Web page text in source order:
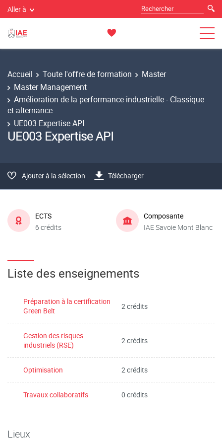
Aller à
Accueil Toute l'offre de formation
Master
Master Management
Amélioration de la performance industrielle - Classique
et alternance
UE003 Expertise API
UE003 Expertise API
Ajouter à la sélection Télécharger
ECTS
6 crédits
Composante
IAE Savoie Mont Blanc
Liste des enseignements
Préparation à la certification
Green Belt
2 crédits
Gestion des risques
industriels (RSE)
2 crédits
Optimisation 2 crédits
Travaux collaboratifs 0 crédits
Lieux